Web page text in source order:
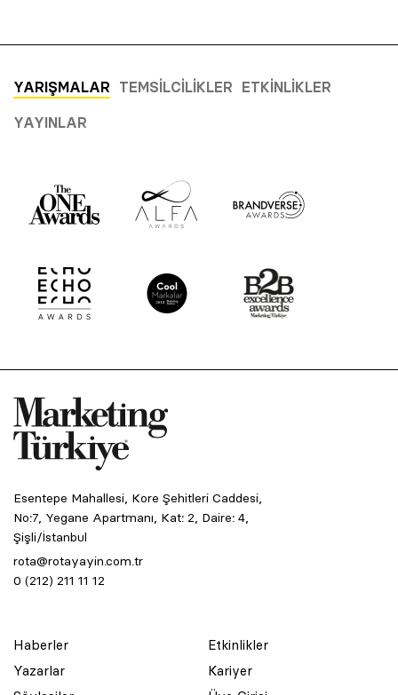
YARIŞMALAR TEMSILCILIKLER ETKINLIKLER
YAYINLAR
Esentepe Mahallesi, Kore Şehitleri Caddesi,
No:7, Yegane Apartmanı, Kat: 2, Daire: 4,
Şişli/İstanbul
rota@rotayayin.com.tr
0 (212) 211 11 12
Haberler
Yazarlar
Etkinlikler
Kariyer